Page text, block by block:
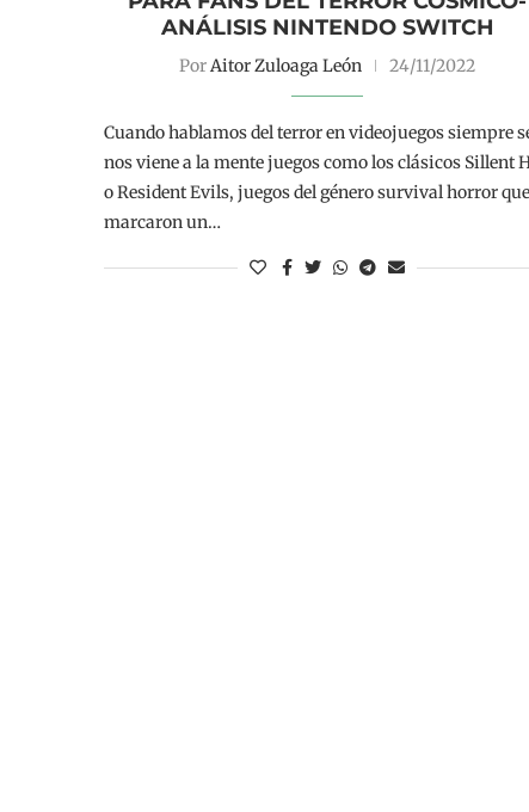
ANÁLISIS NINTENDO SWITCH
PorAitor Zuloaga León 24/11/2022
Cuando hablamos del terror en videojuegos siempre
nos viene a la mente juegos como los clásicos Sillent
o Resident Evils, juegos del género survival horror que
marcaron un…